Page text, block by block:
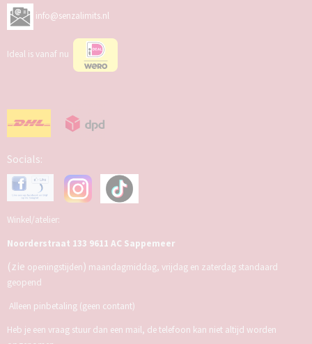
info@senzalimits.nl
Ideal is vanaf nu
Socials:
Winkel/atelier:
Noorderstraat 133 9611 AC Sappemeer
(zie openingstijden) maandagmiddag, vrijdag en zaterdag standaard
geopend
Alleen pinbetaling (geen contant)
Heb je een vraag stuur dan een mail, de telefoon kan niet altijd worden